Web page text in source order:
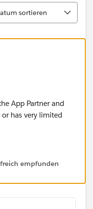
sortieren
App Partner and
has very limited
empfunden